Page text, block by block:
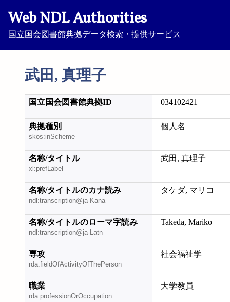
Web NDL Authorities
国立国会図書館典拠データ検索・提供サービス
武田, 真理子
国立国会図書館典拠ID 034102421
典拠種別
skos:inScheme
個人名
名称/タイトル
xl:prefLabel
武田, 真理子
名称/タイトルのカナ読み
ndl:transcription@ja-Kana
タケダ, マリコ
名称/タイトルのローマ字読み
ndl:transcription@ja-Latn
Takeda, Mariko
専攻
rda:fieldOfActivityOfThePerson
社会福祉学
職業
rda:professionOrOccupation
大学教員